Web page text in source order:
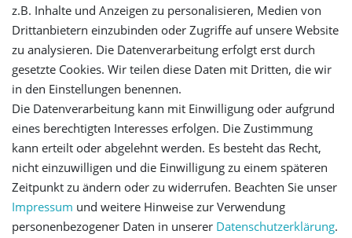
Registrieren
Versandinformationen
Let's stay connected
Impressum Daten­schutz­erklärung AGB
z.B. Inhalte und Anzeigen zu personalisieren, Medien von
Drittanbietern einzubinden oder Zugriffe auf unsere Website
zu analysieren. Die Datenverarbeitung erfolgt erst durch
gesetzte Cookies. Wir teilen diese Daten mit Dritten, die wir
in den Einstellungen benennen.
Die Datenverarbeitung kann mit Einwilligung oder aufgrund
eines berechtigten Interesses erfolgen. Die Zustimmung
kann erteilt oder abgelehnt werden. Es besteht das Recht,
nicht einzuwilligen und die Einwilligung zu einem späteren
Zeitpunkt zu ändern oder zu widerrufen. Beachten Sie unser
Impressum und weitere Hinweise zur Verwendung
personenbezogener Daten in unserer Daten­schutz­erklärung.